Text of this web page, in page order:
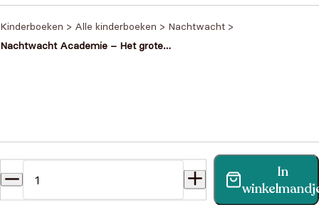
Kinderboeken > Alle kinderboeken > Nachtwacht >
Nachtwacht Academie – Het grote
In
Vind binnen no-time antwoord op je vraag op onze
klantenservice pagina.